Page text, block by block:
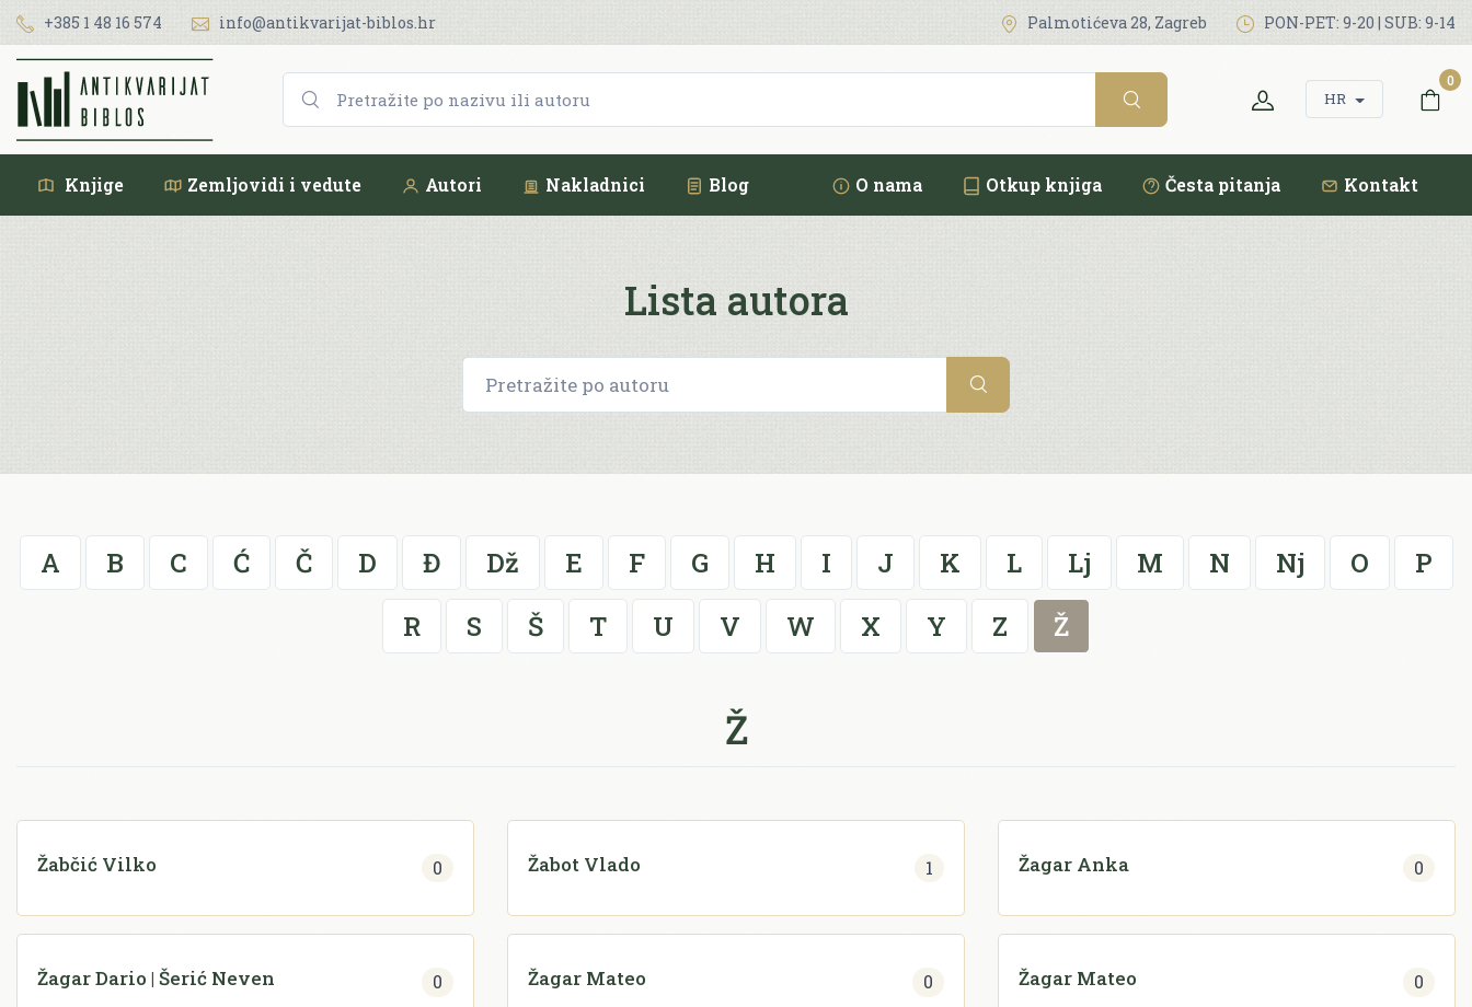
+385 1 48 16 574 info@antikvarijat-biblos.hr Palmotićeva 28, Zagreb PON-PET: 9-20 | SUB: 9-14
HR
0
Knjige Zemljovidi i vedute Autori Nakladnici Blog O nama Otkup knjiga Česta pitanja Kontakt
Lista autora
A B C Ć Č D Đ Dž E F G H I J K L Lj M N Nj O
P
R
S Š T U V W X Y Z Ž
Ž
Žabčić Vilko 0 Žabot Vlado 1 Žagar Anka 0
Žagar Dario | Šerić Neven 0 Žagar Mateo 0 Žagar Mateo 0